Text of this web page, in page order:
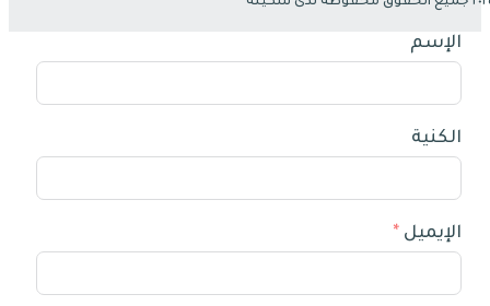
الإسم
الكنية
الإيميل